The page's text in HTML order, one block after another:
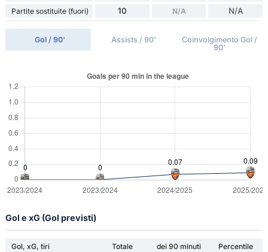
Partite sostituite (fuori) 10 N/A N/A
Gol / 90' Assists / 90'
Coinvolgimento Gol /
90'
Gol e xG (Gol previsti)
Gol, xG, tiri Totale dei 90 minuti
Percentile